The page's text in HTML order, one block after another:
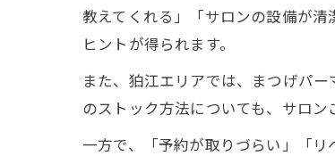
教えてくれる」「サロンの設備が
ヒントが得られます。
また、狛江エリアでは、まつげパ
のストック方法についても、サロ
一方で、「予約が取りづらい」「